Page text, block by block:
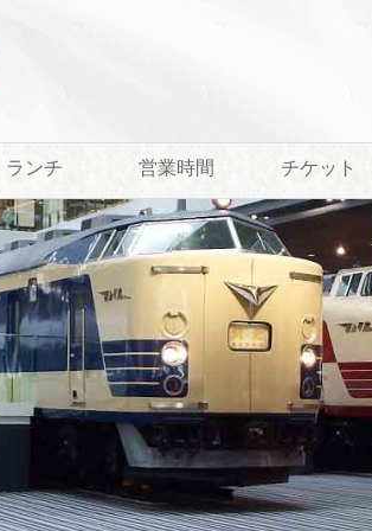
ランチ 営業時間 チケット